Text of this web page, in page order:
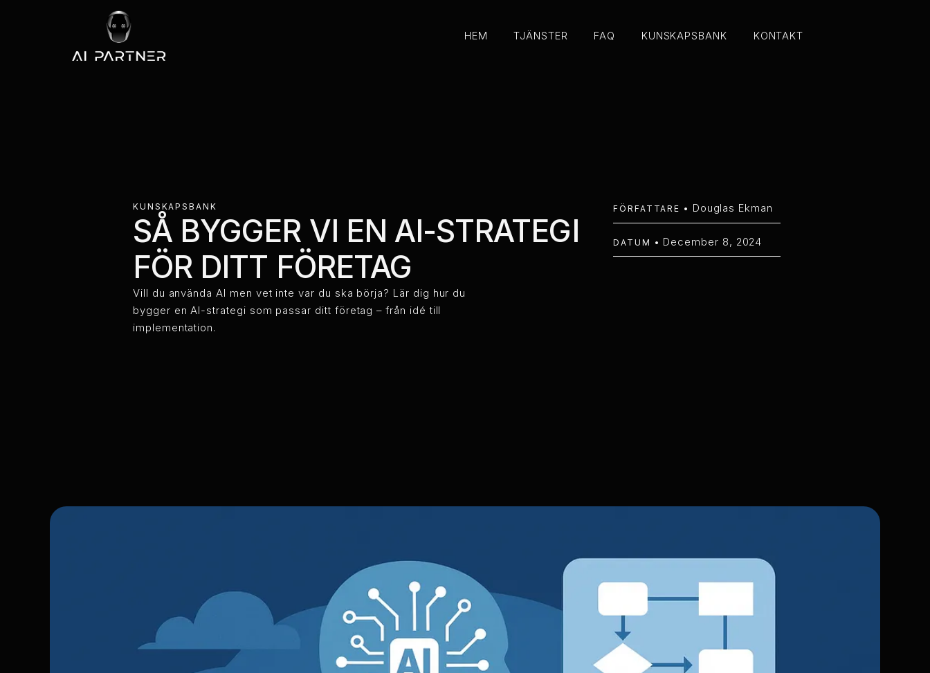
HEM
TJÄNSTER
FAQ
KUNSKAPSBANK
KONTAKT
KUNSKAPSBANK
SÅ BYGGER VI EN AI-STRATEGI
FÖR DITT FÖRETAG
Vill du använda AI men vet inte var du ska börja? Lär dig hur du
bygger en AI-strategi som passar ditt företag – från idé till
implementation.
FÖRFATTARE • Douglas Ekman
DATUM • December 8, 2024